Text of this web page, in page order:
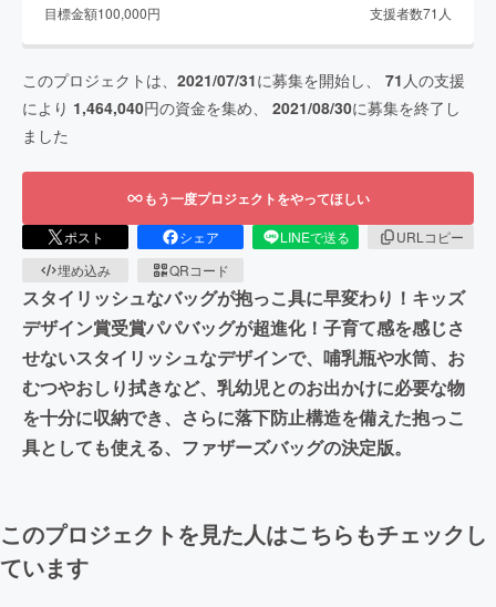
目標金額100,000円 支援者数71 人
このプロジェクトは、 2021/07/31に募集を開始し、 71 人の支援
により 1,464,040円の資金を集め、 2021/08/30に募集を終了し
ました
もう一度プロジェクトをやってほしい
ポスト シェア LINEで送る
URLコピー
埋め込み
QRコード
スタイリッシュなバッグが抱っこ具に早変わり！キッズ
デザイン賞受賞パパバッグが超進化！子育て感を感じさ
せないスタイリッシュなデザインで、哺乳瓶や水筒、お
むつやおしり拭きなど、乳幼児とのお出かけに必要な物
を十分に収納でき、さらに落下防止構造を備えた抱っこ
具としても使える、ファザーズバッグの決定版。
このプロジェクトを見た人はこちらもチェックし
ています